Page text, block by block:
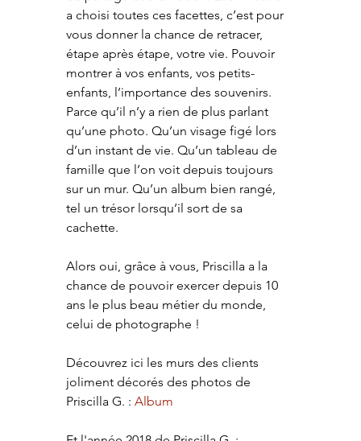
a choisi toutes ces facettes, c’est pour
vous donner la chance de retracer,
étape après étape, votre vie. Pouvoir
montrer à vos enfants, vos petits-
enfants, l’importance des souvenirs.
Parce qu’il n’y a rien de plus parlant
qu’une photo. Qu’un visage figé lors
d’un instant de vie. Qu’un tableau de
famille que l’on voit depuis toujours
sur un mur. Qu’un album bien rangé,
tel un trésor lorsqu’il sort de sa
cachette.
Alors oui, grâce à vous, Priscilla a la
chance de pouvoir exercer depuis 10
ans le plus beau métier du monde,
celui de photographe !
Découvrez ici les murs des clients
joliment décorés des photos de
Priscilla G. : Album